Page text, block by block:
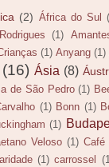
(2) África do Sul
(1)
(1) Anyang (1)
(16) Ásia (8)
de São Pedro (1)
(1) Bonn (1)
(1)
Veloso (1) Café
(1) carrossel